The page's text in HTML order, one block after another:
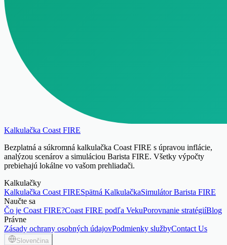
Kalkulačka Coast FIRE
Bezplatná a súkromná kalkulačka Coast FIRE s úpravou inflácie,
analýzou scenárov a simuláciou Barista FIRE. Všetky výpočty
prebiehajú lokálne vo vašom prehliadači.
Kalkulačky
Kalkulačka Coast FIRESpätná KalkulačkaSimulátor Barista FIRE
Naučte sa
Čo je Coast FIRE?Coast FIRE podľa VekuPorovnanie stratégiíBlog
Právne
Zásady ochrany osobných údajovPodmienky službyContact Us
Slovenčina